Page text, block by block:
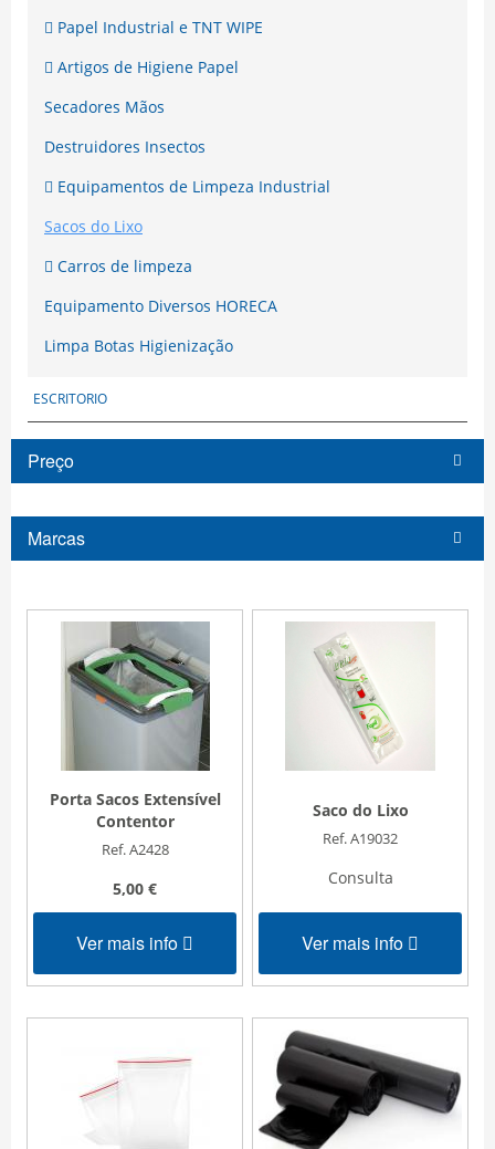
Papel Industrial e TNT WIPE
Artigos de Higiene Papel
Secadores Mãos
Destruidores Insectos
Equipamentos de Limpeza Industrial
Sacos do Lixo
Carros de limpeza
Equipamento Diversos HORECA
Limpa Botas Higienização
ESCRITORIO
Preço
Marcas
Porta Sacos Extensível
Contentor
Ref. A2428
5,00 €
Ver mais info
Saco do Lixo
Ref. A19032
Consulta
Ver mais info